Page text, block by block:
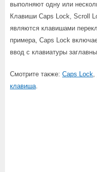
выполняют одну или
Клавиши Caps Lock, Scroll
являются клавишами
примера, Caps Lock
ввод с клавиатуры
Смотрите также: Caps Lock,
клавиша.